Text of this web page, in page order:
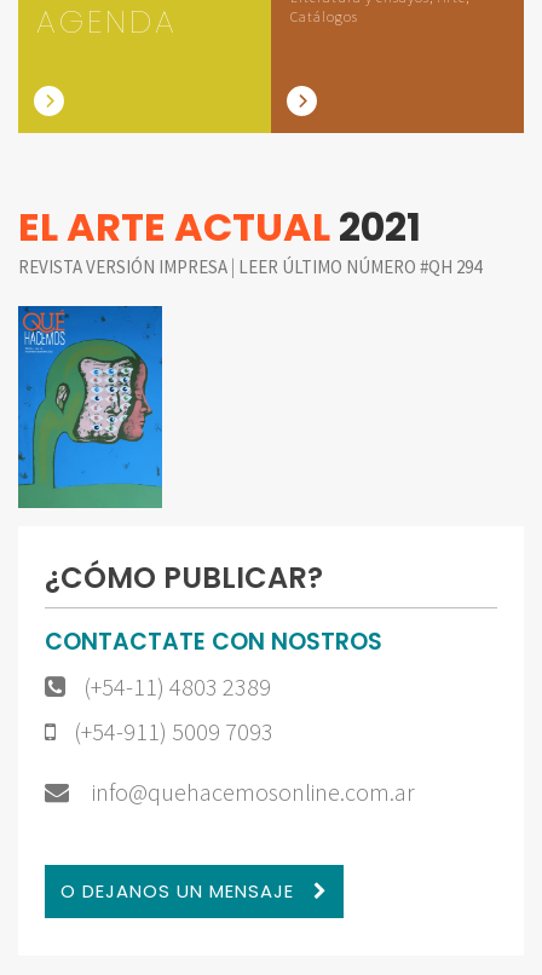
AGENDA
Catálogos
EL ARTE ACTUAL2021
REVISTA VERSIÓN IMPRESA | LEER ÚLTIMO NÚMERO #QH 294
¿CÓMO PUBLICAR?
CONTACTATE CON NOSTROS
(+54-11) 4803 2389
(+54-911) 5009 7093
info@quehacemosonline.com.ar
O DEJANOS UN MENSAJE